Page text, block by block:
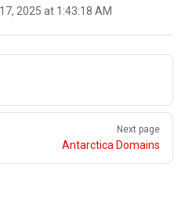
2025 at 1:43:18 AM
Next page
Antarctica Domains